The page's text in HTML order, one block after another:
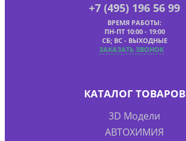
+7 (495) 196 56 99
ВРЕМЯ РАБОТЫ:
ПН-ПТ 10:00 - 19:00
СБ; ВС - ВЫХОДНЫЕ
ЗАКАЗАТЬ ЗВОНОК
КАТАЛОГ ТОВАРОВ
3D Модели
АВТОХИМИЯ